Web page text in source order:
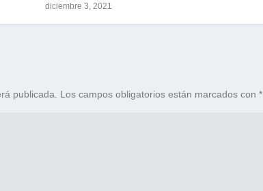
diciembre 3, 2021
publicada. Los campos obligatorios están marcados con*